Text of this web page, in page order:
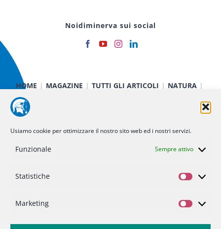
Usiamo cookie per ottimizzare il nostro sito web ed i nostri servizi.
Funzionale Sempre attivo
Statistiche
Marketing
Noidiminerva sui social
HOME MAGAZINE TUTTI GLI ARTICOLI
NATURA
CIBO E SALUTE
NOI DI MINERVA
STATUTO SOSTIENICI CONTATTI